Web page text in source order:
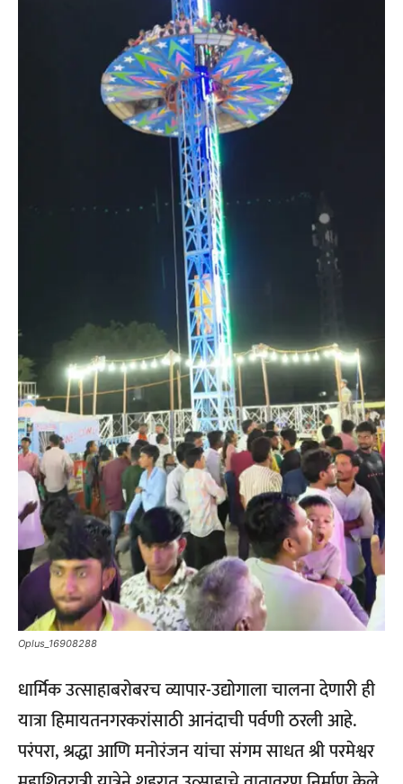
Oplus_16908288
धार्मिक उत्साहाबरोबरच व्यापार-उद्योगाला चालना देणारी ही
यात्रा हिमायतनगरकरांसाठी आनंदाची पर्वणी ठरली आहे.
परंपरा, श्रद्धा आणि मनोरंजन यांचा संगम साधत श्री परमेश्वर